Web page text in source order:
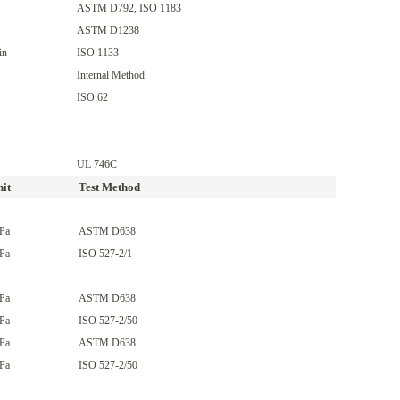
ASTM D792, ISO 1183
ASTM D1238
ISO 1133
Internal Method
ISO 62
UL 746C
Test Method
ASTM D638
ISO 527-2/1
ASTM D638
ISO 527-2/50
ASTM D638
ISO 527-2/50